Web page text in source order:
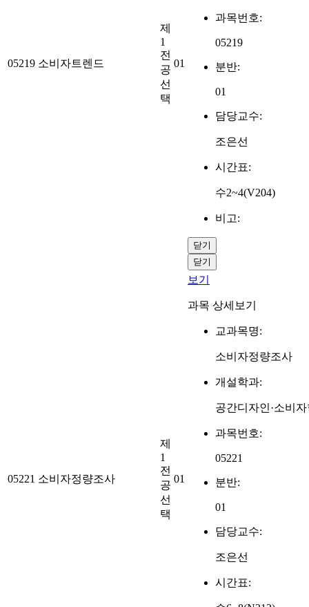
05219 소비자트렌드
제
1
전
공
선
택
01
과목번호:
05219
분반:
01
담당교수:
조은선
시간표:
수2~4(V204)
비고:
닫기
닫기
05221 소비자정량조사
제
1
전
공
선
택
01
보기
과목 상세보기
교과목명:
소비자정량조사
개설학과:
공간디자인·소비
과목번호:
05221
분반:
01
담당교수:
조은선
시간표: